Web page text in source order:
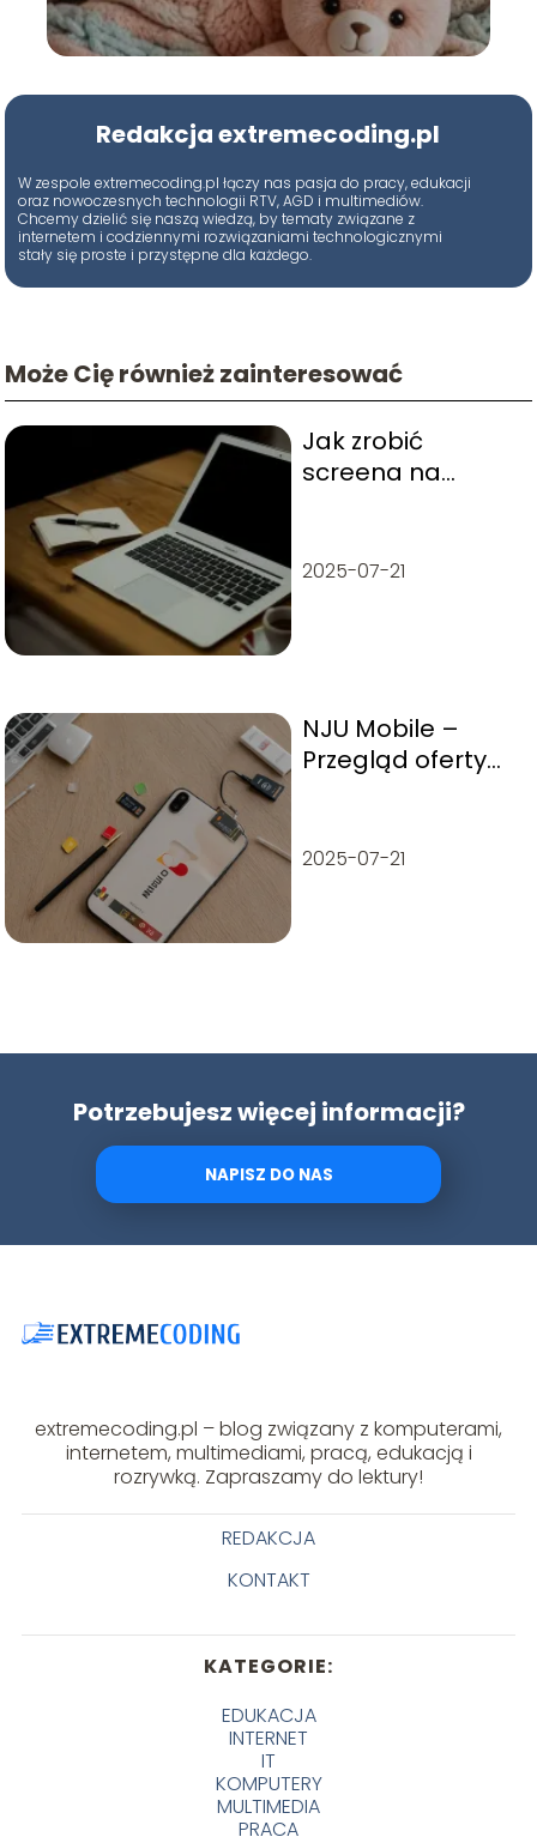
Redakcja extremecoding.pl
W zespole extremecoding.pl łączy nas pasja do pracy, edukacji
oraz nowoczesnych technologii RTV, AGD i multimediów.
Chcemy dzielić się naszą wiedzą, by tematy związane z
internetem i codziennymi rozwiązaniami technologicznymi
stały się proste i przystępne dla każdego.
Może Cię również zainteresować
Jak zrobić
screena na
2025-07-21
NJU Mobile –
Przegląd oferty
2025-07-21
Potrzebujesz więcej informacji?
NAPISZ DO NAS
extremecoding.pl – blog związany z komputerami,
internetem, multimediami, pracą, edukacją i
rozrywką. Zapraszamy do lektury!
REDAKCJA
KONTAKT
KATEGORIE:
EDUKACJA
INTERNET
IT
KOMPUTERY
MULTIMEDIA
PRACA